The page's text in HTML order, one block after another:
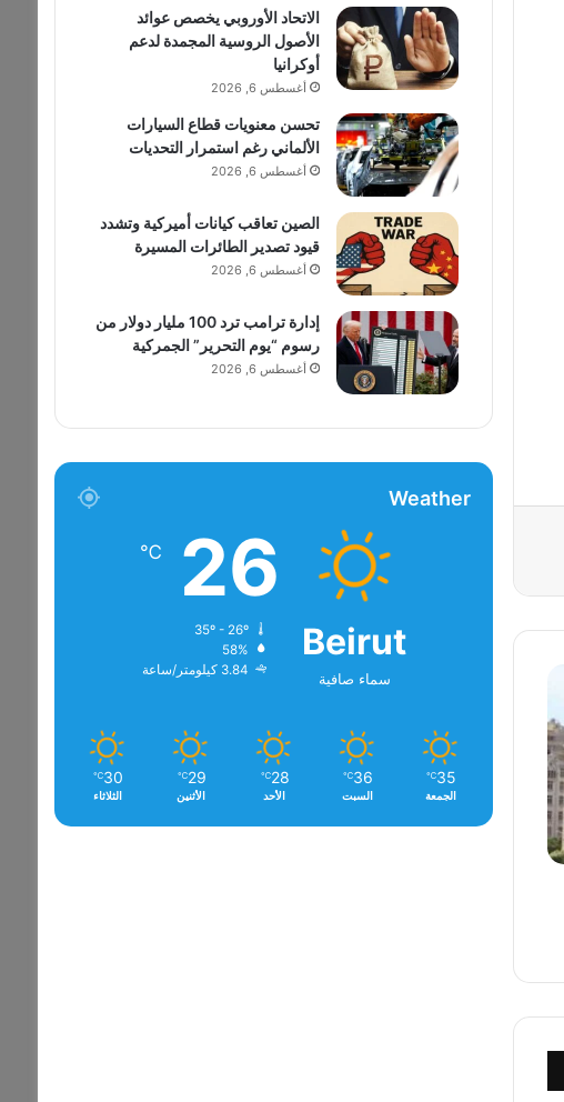
الاتحاد الأوروبي يخصص عوائد
الأصول الروسية المجمدة لدعم
أوكرانيا
أغسطس 6, 2026
تحسن معنويات قطاع السيارات
الألماني رغم استمرار التحديات
أغسطس 6, 2026
الصين تعاقب كيانات أميركية وتشدد
قيود تصدير الطائرات المسيرة
أغسطس 6, 2026
إدارة ترامب ترد 100 مليار دولار من
رسوم “يوم التحرير” الجمركية
أغسطس 6, 2026
Weather
Beirut
سماء صافية
26
℃
58%
3.84 كيلومتر/ساعة
35
℃
الجمعة
36
℃
السبت
28
℃
الأحد
29
℃
الأثنين
30
℃
الثلاثاء